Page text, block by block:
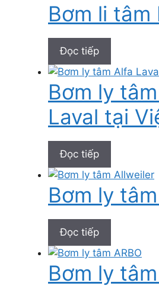
Bơm li tâm
Đọc tiếp
Bơm ly
Laval tại
Đọc tiếp
Bơm ly
Đọc tiếp
Bơm ly